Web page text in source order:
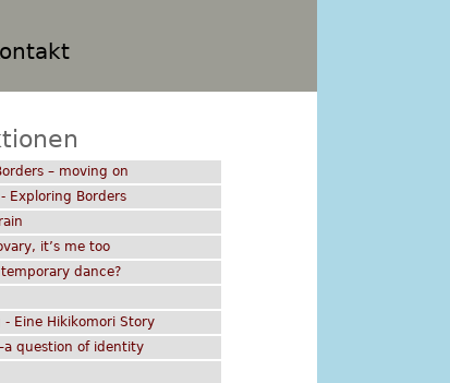
– moving on
Exploring Borders
it’s me too
dance?
- Eine Hikikomori Story
question of identity